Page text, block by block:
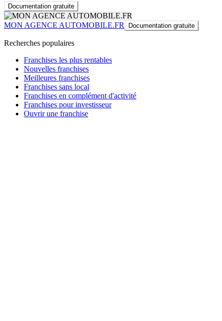
Documentation gratuite
MON AGENCE AUTOMOBILE.FR Documentation gratuite
Recherches populaires
Franchises les plus rentables
Nouvelles franchises
Meilleures franchises
Franchises sans local
Franchises en complément d'activité
Franchises pour investisseur
Ouvrir une franchise